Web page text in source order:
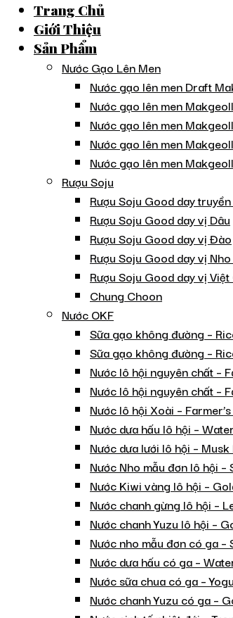
Trang Chủ
Giới Thiệu
Sản Phẩm
Nước Gạo Lên Men
Nước gạo lên men Draft
Nước gạo lên men
Nước gạo lên men
Nước gạo lên men
Nước gạo lên men
Rượu Soju
Rượu Soju Good day
Rượu Soju Good day vị Dâu
Rượu Soju Good day vị Đào
Rượu Soju Good day vị
Rượu Soju Good day vị
Chung Choon
Nước OKF
Sữa gạo không đường –
Sữa gạo không đường –
Nước lô hội nguyên chất –
Nước lô hội nguyên chất –
Nước lô hội Xoài –
Nước dưa hấu lô hội –
Nước dưa lưới lô hội –
Nước Nho mẫu đơn lô hội
Nước Kiwi vàng lô hội –
Nước chanh gừng lô hội –
Nước chanh Yuzu lô hội –
Nước nho mẫu đơn có ga
Nước dưa hấu có ga –
Nước sữa chua có ga –
Nước chanh Yuzu có ga –